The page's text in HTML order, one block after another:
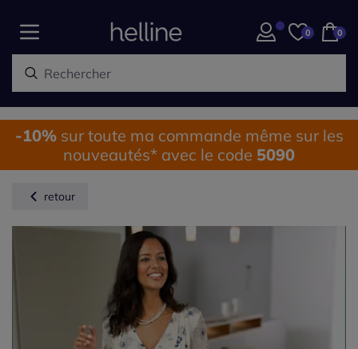
0 0
-10%sur toute ma commande même sur les
nouveautés* avec le code 5090
retour